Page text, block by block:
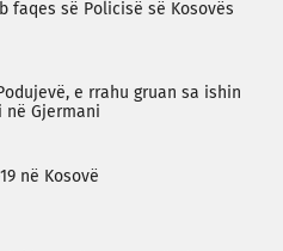
faqes së Policisë së Kosovës
e rrahu gruan sa ishin
në Gjermani
në Kosovë